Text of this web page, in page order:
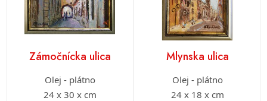
Zámočnícka ulica
Olej - plátno
24 x 30 x cm
Mlynska ulica
Olej - plátno
24 x 18 x cm